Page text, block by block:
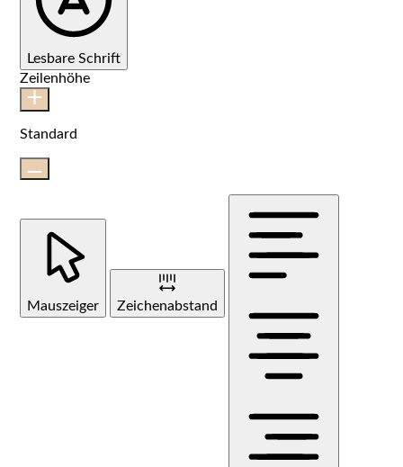
Lesbare Schrift
Zeilenhöhe
Standard
Mauszeiger Zeichenabstand